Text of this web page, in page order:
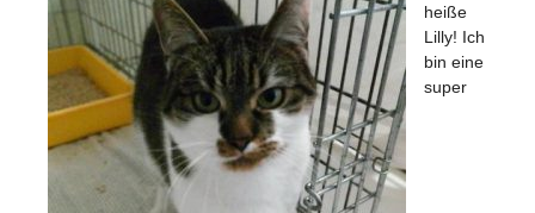
heiße
Lilly! Ich
bin eine
super